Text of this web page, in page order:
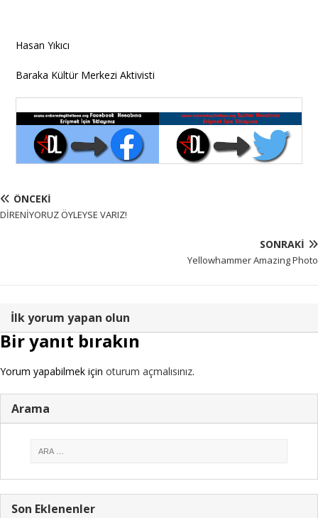
Hasan Yıkıcı
Baraka Kültür Merkezi Aktivisti
ÖNCEKI
DİRENİYORUZ ÖYLEYSE VARIZ!
SONRAKI
Yellowhammer Amazing Photo
İlk yorum yapan olun
Bir yanıt bırakın
Yorum yapabilmek için oturum açmalısınız.
Arama
Son Eklenenler